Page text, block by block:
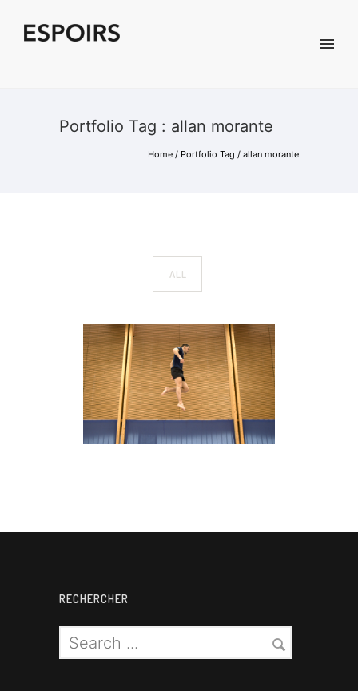
Portfolio Tag : allan morante
Home / Portfolio Tag / allan morante
ALL
Trampoline
RECHERCHER